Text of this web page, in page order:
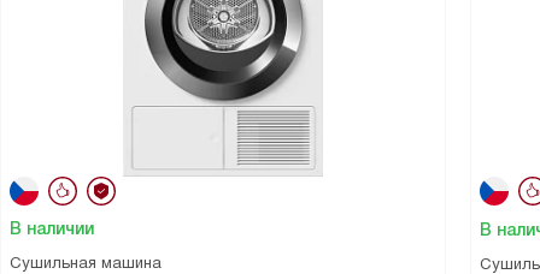
В наличии
Сушильная машина
В